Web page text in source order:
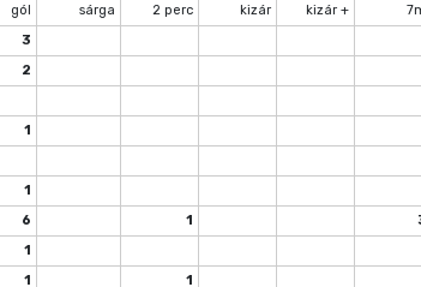
gól sárga 2 perc kizár kizár +
3
2
1
1
6 1
1
1
1